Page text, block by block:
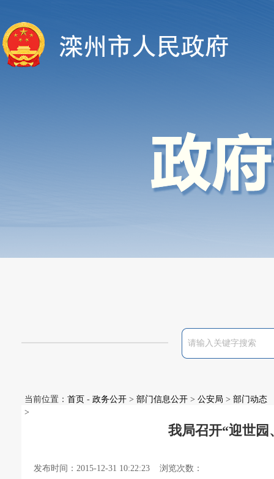
当前位置： 首页 - 政务公开 > 部门信息公开 > 公安局 > 部门动态
>
我局召开“迎世
发布时间：2015-12-31 10:22:23 浏览次数：